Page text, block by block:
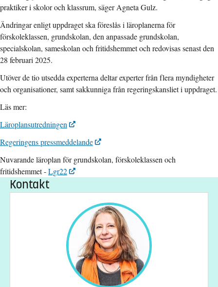
praktiker i skolor och klassrum, säger Agneta Gulz.
Ändringar enligt uppdraget ska föreslås i läroplanerna för
förskoleklassen, grundskolan, den anpassade grundskolan,
specialskolan, sameskolan och fritidshemmet och redovisas senast den
28 februari 2025.
Utöver de tio utsedda experterna deltar experter från flera myndigheter
och organisationer, samt sakkunniga från regeringskansliet i uppdraget.
Läs mer:
Läroplansutredningen
Regeringens pressmeddelande
Nuvarande läroplan för grundskolan, förskoleklassen och
fritidshemmet -Lgr22
Kontakt